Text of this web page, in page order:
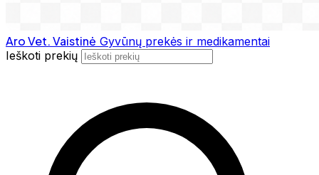
Aro Vet. Vaistinė Gyvūnų prekės ir medikamentai
Ieškoti prekių